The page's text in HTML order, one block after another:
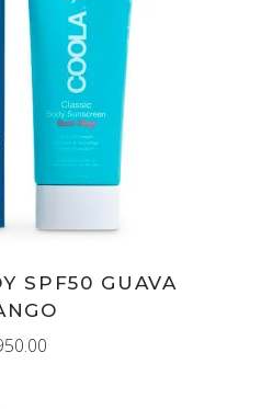
CARRITO
SPF50 GUAVA